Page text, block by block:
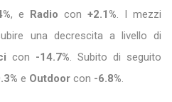
, e Radio con +2.1%. I mezzi
una decrescita a livello di
con -14.7%. Subito di seguito
e Outdoor con -6.8%.